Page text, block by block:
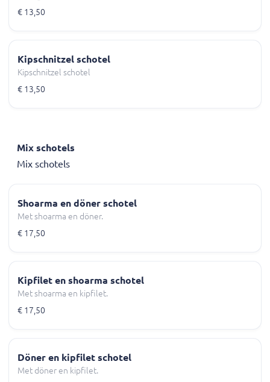
€ 13,50
Kipschnitzel schotel
Kipschnitzel schotel
€ 13,50
Mix schotels
Mix schotels
Shoarma en döner schotel
Met shoarma en döner.
€ 17,50
Kipfilet en shoarma schotel
Met shoarma en kipfilet.
€ 17,50
Döner en kipfilet schotel
Met döner en kipfilet.